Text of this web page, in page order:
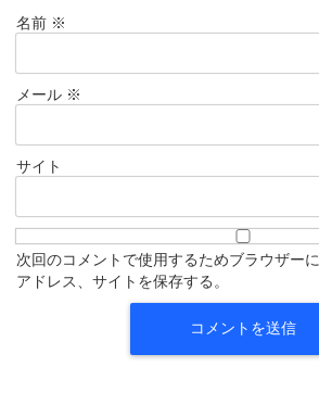
名前 ※
メール ※
サイト
次回のコメントで使用するためブラウザー
アドレス、サイトを保存する。